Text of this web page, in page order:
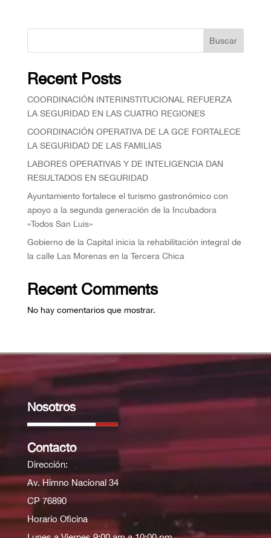
Buscar
Recent Posts
COORDINACIÓN INTERINSTITUCIONAL REFUERZA
LA SEGURIDAD EN LAS CUATRO REGIONES
COORDINACIÓN OPERATIVA DE LA GCE FORTALECE
LA SEGURIDAD DE LAS FAMILIAS
⁠LABORES OPERATIVAS Y DE INTELIGENCIA DAN
RESULTADOS EN SEGURIDAD
Ayuntamiento fortalece el turismo gastronómico con
apoyo a la segunda generación de la Incubadora
«Todos San Luis»
Gobierno de la Capital inicia la rehabilitación integral de
la calle Las Morenas en la Tercera Chica
Recent Comments
No hay comentarios que mostrar.
Nosotros
Contacto
Dirección:
Av. Himno Nacional 34
CP 76890
Horario Oficina